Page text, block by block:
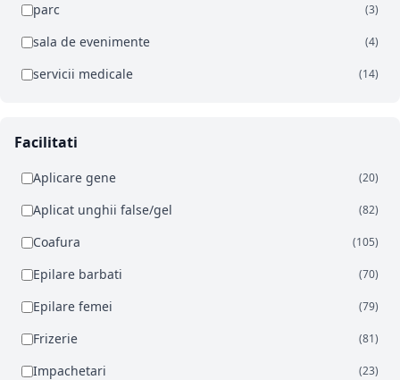
parc (3)
sala de evenimente (4)
servicii medicale (14)
Facilitati
Aplicare gene (20)
Aplicat unghii false/gel (82)
Coafura (105)
Epilare barbati (70)
Epilare femei (79)
Frizerie (81)
Impachetari (23)